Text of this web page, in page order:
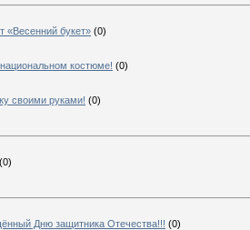
«Весенний букет» (0)
костюме! (0)
своими руками! (0)
(0)
Дню защитника Отечества!!! (0)